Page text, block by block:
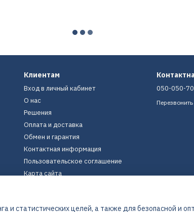
Клиентам
Вход в личный кабинет
О нас
Решения
Оплата и доставка
Обмен и гарантия
Контактная информация
Пользовательское соглашение
Карта сайта
050-050-
и статистических целей, а также для безопасной и